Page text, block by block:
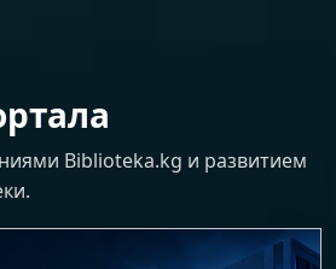
Biblioteka.kg и развитием